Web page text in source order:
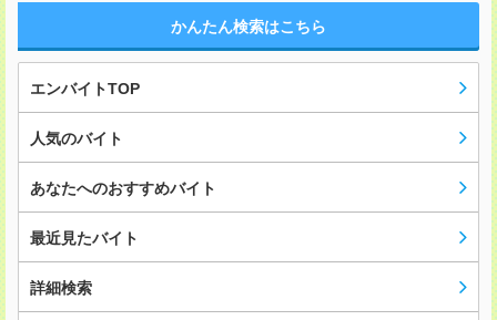
かんたん検索はこちら
エンバイトTOP
人気のバイト
あなたへのおすすめバイト
最近見たバイト
詳細検索